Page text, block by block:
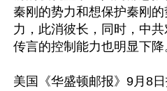
秦刚的势力和想保护秦刚的
力，此消彼长，同时，中共
传言的控制能力也明显下降
美国《华盛顿邮报》9月8